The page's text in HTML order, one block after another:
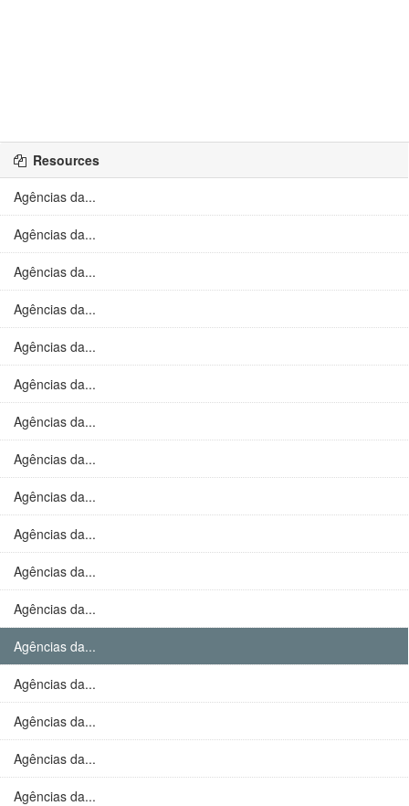
Resources
Agências da...
Agências da...
Agências da...
Agências da...
Agências da...
Agências da...
Agências da...
Agências da...
Agências da...
Agências da...
Agências da...
Agências da...
Agências da...
Agências da...
Agências da...
Agências da...
Agências da...